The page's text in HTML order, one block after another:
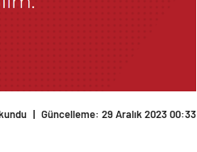
| Güncelleme: 29 Aralık 2023 00:33